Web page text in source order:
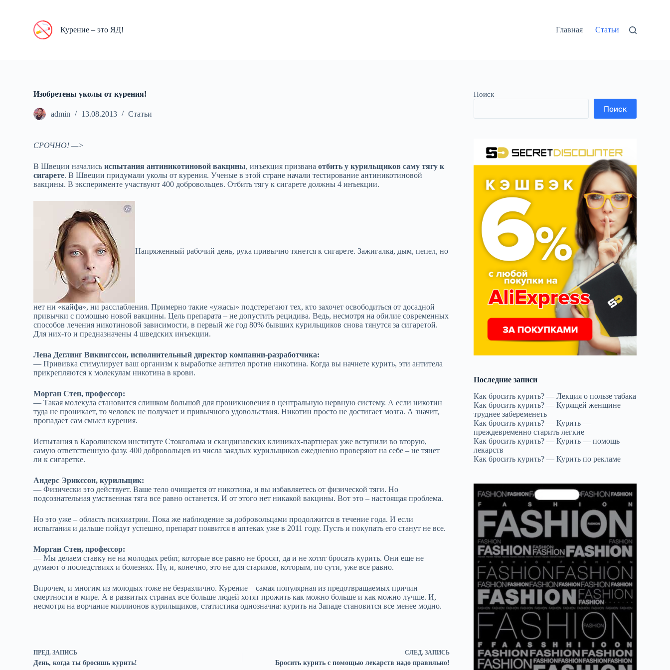
Курение – это ЯД! Главная Статьи
Изобретены уколы от курения!
admin 13.08.2013 Статьи
СРОЧНО! —>
В Швеции началисьиспытания антиникотиновой вакцины, инъекция призванаотбить у курильщиков саму тягу к
сигарете. В Швеции придумали уколы от курения. Ученые в этой стране начали тестирование антиникотиновой
вакцины. В эксперименте участвуют 400 добровольцев. Отбить тягу к сигарете должны 4 инъекции.
Напряженный рабочий день, рука привычно тянется к сигарете. Зажигалка, дым, пепел, но
нет ни «кайфа», ни расслабления. Примерно такие «ужасы» подстерегают тех, кто захочет освободиться от досадной
привычки с помощью новой вакцины. Цель препарата – не допустить рецидива. Ведь, несмотря на обилие современных
способов лечения никотиновой зависимости, в первый же год 80% бывших курильщиков снова тянутся за сигаретой.
Для них-то и предназначены 4 шведских инъекции.
Лена Деглинг Викингссон, исполнительный директор компании-разработчика:
— Прививка стимулирует ваш организм к выработке антител против никотина. Когда вы начнете курить, эти антитела
прикрепляются к молекулам никотина в крови.
Морган Стен, профессор:
— Такая молекула становится слишком большой для проникновения в центральную нервную систему. А если никотин
туда не проникает, то человек не получает и привычного удовольствия. Никотин просто не достигает мозга. А значит,
пропадает сам смысл курения.
Испытания в Каролинском институте Стокгольма и скандинавских клиниках-партнерах уже вступили во вторую,
самую ответственную фазу. 400 добровольцев из числа заядлых курильщиков ежедневно проверяют на себе – не тянет
ли к сигаретке.
Андерс Эрикссон, курильщик:
— Физически это действует. Ваше тело очищается от никотина, и вы избавляетесь от физической тяги. Но
подсознательная умственная тяга все равно останется. И от этого нет никакой вакцины. Вот это – настоящая проблема.
Но это уже – область психиатрии. Пока же наблюдение за добровольцами продолжится в течение года. И если
испытания и дальше пойдут успешно, препарат появится в аптеках уже в 2011 году. Пусть и покупать его станут не все.
Морган Стен, профессор:
— Мы делаем ставку не на молодых ребят, которые все равно не бросят, да и не хотят бросать курить. Они еще не
думают о последствиях и болезнях. Ну, и, конечно, это не для стариков, которым, по сути, уже все равно.
Впрочем, и многим из молодых тоже не безразлично. Курение – самая популярная из предотвращаемых причин
смертности в мире. А в развитых странах все больше людей хотят прожить как можно больше и как можно лучше. И,
несмотря на ворчание миллионов курильщиков, статистика однозначна: курить на Западе становится все менее модно.
ПРЕД.ЗАПИСЬ
День, когда ты бросишь курить!
СЛЕД. ЗАПИСЬ
Бросить курить с помощью лекарств надо правильно!
Поиск
Поиск
Последние записи
Как бросить курить? — Лекция о пользе табака
Как бросить курить? — Курящей женщине
труднее забеременеть
Как бросить курить? — Курить —
преждевременно старить легкие
Как бросить курить? — Курить — помощь
лекарств
Как бросить курить? — Курить по рекламе